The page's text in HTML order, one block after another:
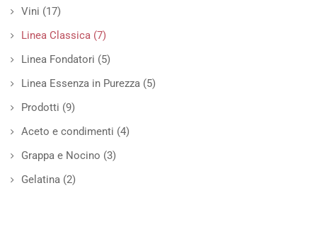
Vini (17)
Linea Classica (7)
Linea Fondatori (5)
Linea Essenza in Purezza (5)
Prodotti (9)
Aceto e condimenti (4)
Grappa e Nocino (3)
Gelatina (2)